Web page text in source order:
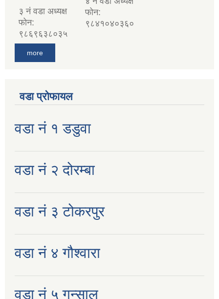
३ नं वडा अध्यक्ष
फोन:
९८६९६३८०३५
फोन:
९८४१०४०३६०
more
वडा प्रोफायल
वडा नं १ डडुवा
वडा नं २ दोरम्बा
वडा नं ३ टोकरपुर
वडा नं ४ गौश्वारा
वडा नं ५ गुन्साल